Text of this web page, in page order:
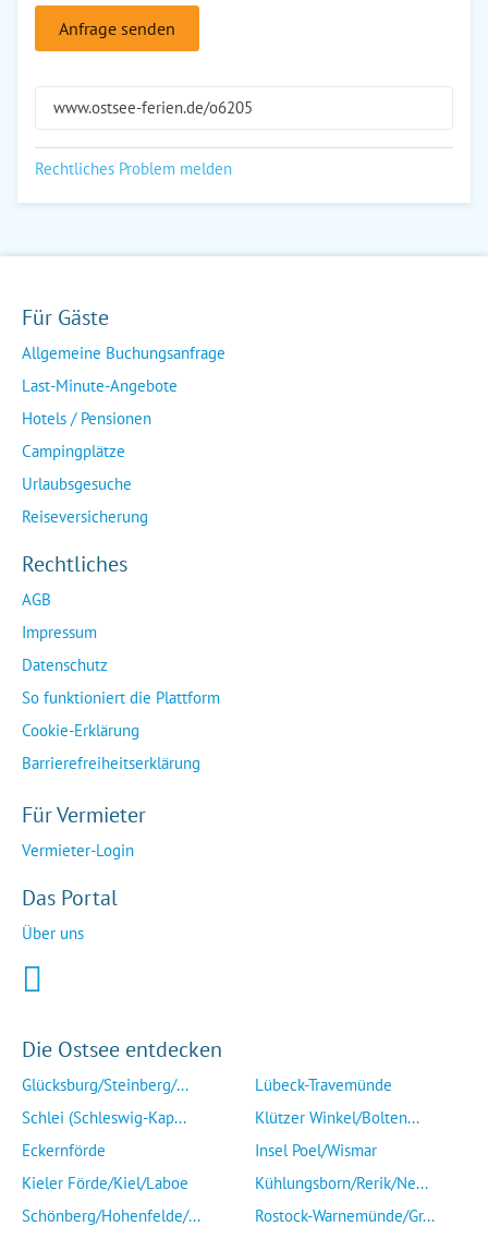
Anfrage senden
www.ostsee-ferien.de/o6205
Rechtliches Problem melden
Für Gäste
Allgemeine Buchungsanfrage
Last-Minute-Angebote
Hotels / Pensionen
Campingplätze
Urlaubsgesuche
Reiseversicherung
Rechtliches
AGB
Impressum
Datenschutz
So funktioniert die Plattform
Cookie-Erklärung
Barrierefreiheitserklärung
Für Vermieter
Vermieter-Login
Das Portal
Über uns
Die Ostsee entdecken
Glücksburg/Steinberg/...
Schlei (Schleswig-Kap...
Eckernförde
Kieler Förde/Kiel/Laboe
Schönberg/Hohenfelde/...
Lübeck-Travemünde
Klützer Winkel/Bolten...
Insel Poel/Wismar
Kühlungsborn/Rerik/Ne...
Rostock-Warnemünde/Gr...